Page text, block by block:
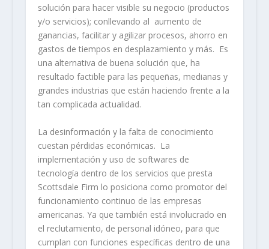
solución para hacer visible su negocio (productos
y/o servicios); conllevando al aumento de
ganancias, facilitar y agilizar procesos, ahorro en
gastos de tiempos en desplazamiento y más. Es
una alternativa de buena solución que, ha
resultado factible para las pequeñas, medianas y
grandes industrias que están haciendo frente a la
tan complicada actualidad.
La desinformación y la falta de conocimiento
cuestan pérdidas económicas. La
implementación y uso de softwares de
tecnología dentro de los servicios que presta
Scottsdale Firm lo posiciona como promotor del
funcionamiento continuo de las empresas
americanas. Ya que también está involucrado en
el reclutamiento, de personal idóneo, para que
cumplan con funciones específicas dentro de una